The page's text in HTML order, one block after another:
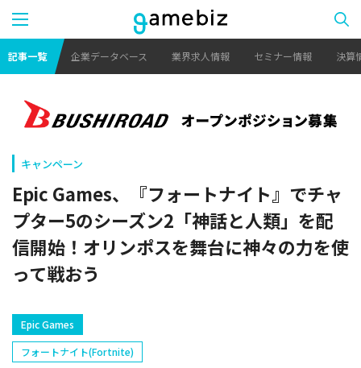
記事一覧 企業データベース 業界求人情報 セミナー情報 決算
キャンペーン
Epic Games、『フォートナイト』でチャ
プター5のシーズン2「神話と人類」を配
信開始！オリンポスを舞台に神々の力を使
って戦おう
Epic Games
フォートナイト(Fortnite)